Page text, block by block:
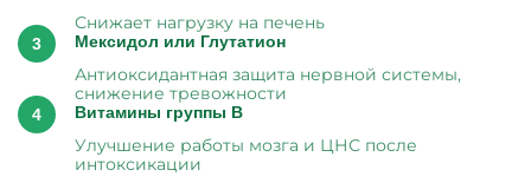
Снижает нагрузку на печень
Мексидол или Глутатион
Антиоксидантная защита нервной системы,
снижение тревожности
Витамины группы B
Улучшение работы мозга и ЦНС после
интоксикации